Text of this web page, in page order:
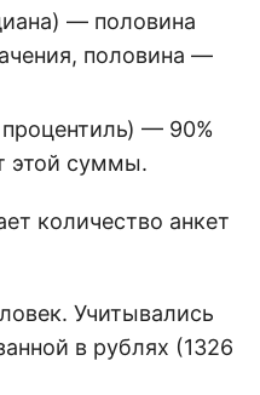
— половина
половина —
— 90%
этой суммы.
количество анкет
Учитывались
в рублях (1326